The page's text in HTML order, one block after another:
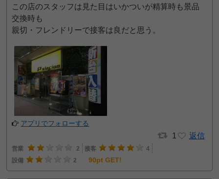
この店のスタッフは見た目はいかついが精算時も景品
交換時も
親切・フレンドリーで接客は良だと思う。
アプリでフォローする
1 返信
営業 2 接客
4
設備
2 90pt GET!